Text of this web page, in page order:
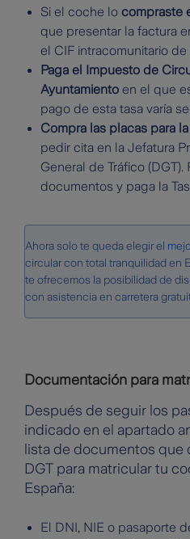
Si el coche lo compraste
que presentar la factura
el CIF intracomunitario de
Paga el Impuesto de
Ayuntamiento en el que
pago de esta tasa varía
Compra las placas para
pedir cita en la Jefatura
General de Tráfico
documentos y paga la
Ahora solo te queda elegir el
circular con total tranquilidad en
te ofrecemos la posibilidad de
con asistencia en carretera
Documentación para
Después de seguir los
indicado en el apartado
lista de documentos que
DGT para matricular tu
España:
El DNI, NIE o pasaporte